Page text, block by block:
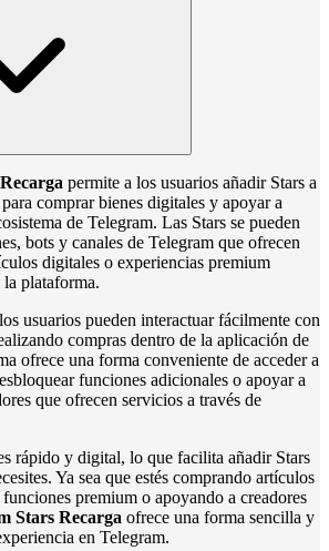
permite a los usuarios añadir Stars a
comprar bienes digitales y apoyar a
de Telegram. Las Stars se pueden
bots y canales de Telegram que ofrecen
digitales o experiencias premium
plataforma.
usuarios pueden interactuar fácilmente con
compras dentro de la aplicación de
ofrece una forma conveniente de acceder a
funciones adicionales o apoyar a
que ofrecen servicios a través de
rápido y digital, lo que facilita añadir Stars
Ya sea que estés comprando artículos
premium o apoyando a creadores
Stars Recarga ofrece una forma sencilla y
en Telegram.